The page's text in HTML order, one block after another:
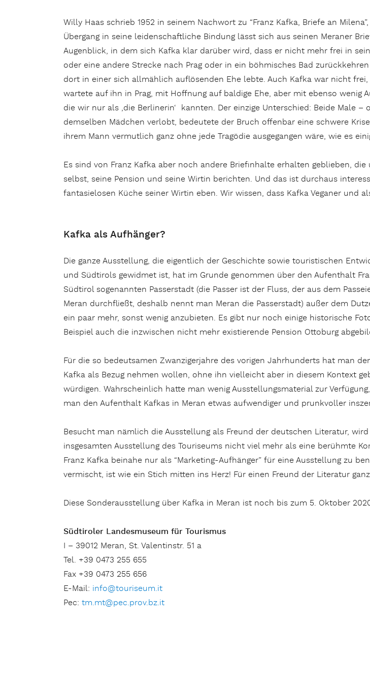
Willy Haas schrieb 1952 in seinem Nachwort zu “Franz Kafka, Briefe an
Übergang in seine leidenschaftliche Bindung lässt sich aus seinen Meraner
Augenblick, in dem sich Kafka klar darüber wird, dass er nicht mehr frei in
oder eine andere Strecke nach Prag oder in ein böhmisches Bad
dort in einer sich allmählich auflösenden Ehe lebte. Auch Kafka war nicht
wartete auf ihn in Prag, mit Hoffnung auf baldige Ehe, aber mit ebenso wenig
die wir nur als ‚die Berlinerin‘ kannten. Der einzige Unterschied: Beide Male
demselben Mädchen verlobt, bedeutete der Bruch offenbar eine schwere
ihrem Mann vermutlich ganz ohne jede Tragödie ausgegangen wäre, wie es
Es sind von Franz Kafka aber noch andere Briefinhalte erhalten geblieben,
selbst, seine Pension und seine Wirtin berichten. Und das ist durchaus
fantasielosen Küche seiner Wirtin eben. Wir wissen, dass Kafka Veganer und
Kafka als Aufhänger?
Die ganze Ausstellung, die eigentlich der Geschichte sowie touristischen
und Südtirols gewidmet ist, hat im Grunde genommen über den Aufenthalt
Südtirol sogenannten Passerstadt (die Passer ist der Fluss, der aus dem
Meran durchfließt, deshalb nennt man Meran die Passerstadt) außer dem
ein paar mehr, sonst wenig anzubieten. Es gibt nur noch einige historische
Beispiel auch die inzwischen nicht mehr existierende Pension Ottoburg
Für die so bedeutsamen Zwanzigerjahre des vorigen Jahrhunderts hat man
Kafka als Bezug nehmen wollen, ohne ihn vielleicht aber in diesem Kontext
würdigen. Wahrscheinlich hatte man wenig Ausstellungsmaterial zur
man den Aufenthalt Kafkas in Meran etwas aufwendiger und prunkvoller
Besucht man nämlich die Ausstellung als Freund der deutschen Literatur,
insgesamten Ausstellung des Touriseums nicht viel mehr als eine berühmte
Franz Kafka beinahe nur als “Marketing-Aufhänger” für eine Ausstellung zu
vermischt, ist wie ein Stich mitten ins Herz! Für einen Freund der Literatur
Diese Sonderausstellung über Kafka in Meran ist noch bis zum 5. Oktober
Südtiroler Landesmuseum für Tourismus
I – 39012 Meran, St. Valentinstr. 51 a
Tel. +39 0473 255 655
Fax +39 0473 255 656
E-Mail: info@touriseum.it
Pec: tm.mt@pec.prov.bz.it